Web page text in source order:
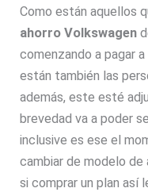
Como están aquellos
ahorro Volkswagen
comenzando a pagar
están también las
además, este esté
brevedad va a poder
inclusive es ese el
cambiar de modelo de
si comprar un plan así